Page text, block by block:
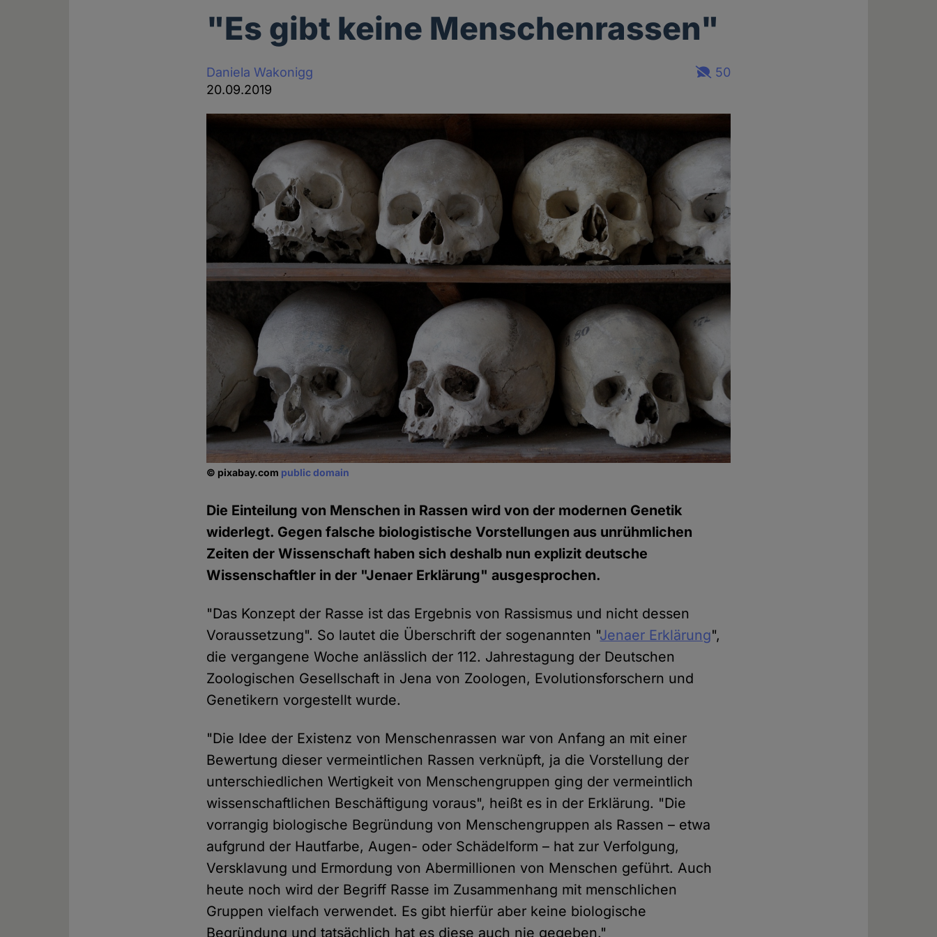
"Es gibt keine Menschenrassen"
Daniela Wakonigg
20.09.2019
50
© pixabay.com public domain
Die Einteilung von Menschen in Rassen wird von der modernen Genetik
widerlegt. Gegen falsche biologistische Vorstellungen aus unrühmlichen
Zeiten der Wissenschaft haben sich deshalb nun explizit deutsche
Wissenschaftler in der "Jenaer Erklärung" ausgesprochen.
"Das Konzept der Rasse ist das Ergebnis von Rassismus und nicht dessen
Voraussetzung". So lautet die Überschrift der sogenannten "Jenaer Erklärung",
die vergangene Woche anlässlich der 112. Jahrestagung der Deutschen
Zoologischen Gesellschaft in Jena von Zoologen, Evolutionsforschern und
Genetikern vorgestellt wurde.
"Die Idee der Existenz von Menschenrassen war von Anfang an mit einer
Bewertung dieser vermeintlichen Rassen verknüpft, ja die Vorstellung der
unterschiedlichen Wertigkeit von Menschengruppen ging der vermeintlich
wissenschaftlichen Beschäftigung voraus", heißt es in der Erklärung. "Die
vorrangig biologische Begründung von Menschengruppen als Rassen – etwa
aufgrund der Hautfarbe, Augen- oder Schädelform – hat zur Verfolgung,
Versklavung und Ermordung von Abermillionen von Menschen geführt. Auch
heute noch wird der Begriff Rasse im Zusammenhang mit menschlichen
Gruppen vielfach verwendet. Es gibt hierfür aber keine biologische
Begründung und tatsächlich hat es diese auch nie gegeben."